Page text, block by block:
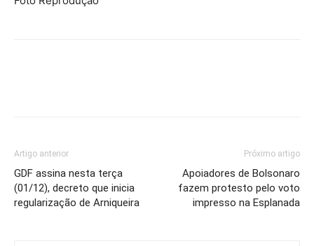
Artigo anterior
GDF assina nesta terça
(01/12), decreto que inicia
regularização de Arniqueira
Próximo artigo
Apoiadores de Bolsonaro
fazem protesto pelo voto
impresso na Esplanada